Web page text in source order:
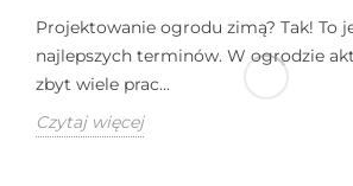
Projektowanie ogrodu zimą? Tak! To
najlepszych terminów. W ogrodzie
zbyt wiele prac...
Czytaj więcej